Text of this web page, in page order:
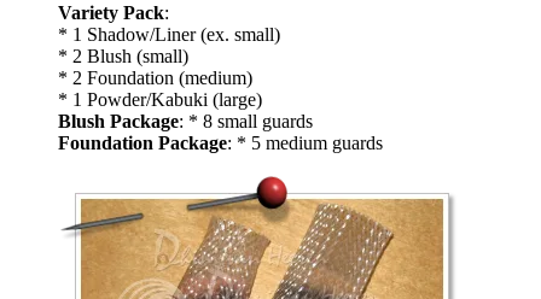
Variety Pack:
* 1 Shadow/Liner (ex. small)
* 2 Blush (small)
* 2 Foundation (medium)
* 1 Powder/Kabuki (large)
Blush Package: * 8 small guards
Foundation Package: * 5 medium guards